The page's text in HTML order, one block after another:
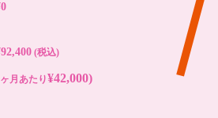
(税込)
ヶ月あたり¥42,000)